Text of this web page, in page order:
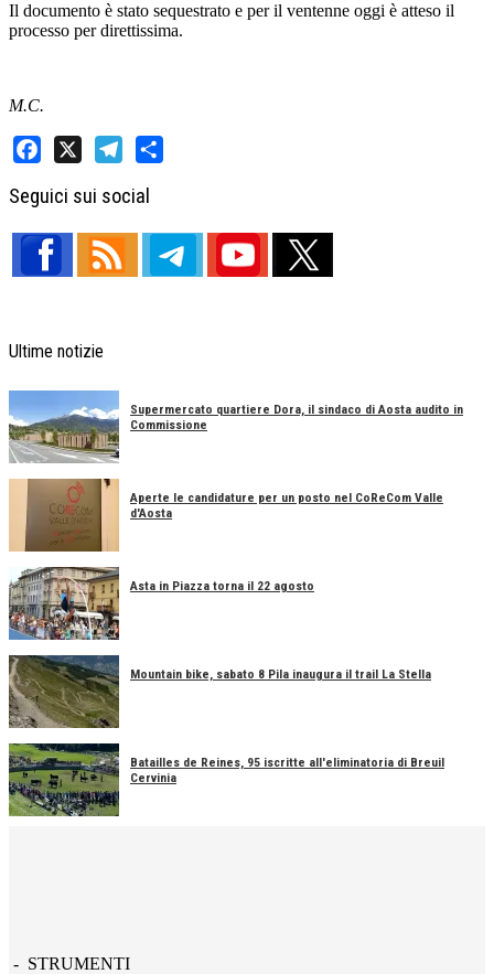
Il documento è stato sequestrato e per il ventenne oggi è atteso il
processo per direttissima.
M.C.
Seguici sui social
Ultime notizie
Supermercato quartiere Dora, il sindaco di Aosta audito in
Commissione
Aperte le candidature per un posto nel CoReCom Valle
d'Aosta
Asta in Piazza torna il 22 agosto
Mountain bike, sabato 8 Pila inaugura il trail La Stella
Batailles de Reines, 95 iscritte all'eliminatoria di Breuil
Cervinia
- STRUMENTI